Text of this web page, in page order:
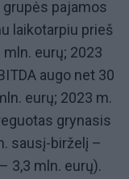
pajamos
laikotarpiu prieš
eurų; 2023
augo net 30
eurų; 2023 m.
grynasis
sausį-birželį –
3,3 mln. eurų).